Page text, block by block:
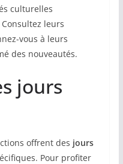
culturelles
leurs
vous à leurs
des nouveautés.
jours
offrent des jours
Pour profiter